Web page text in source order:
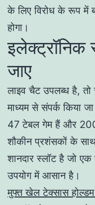
के लिए विरोध के रूप में
होगा।
जाए
लाइव चैट उपलब्ध है, तो
माध्यम से संपर्क किया
47 टेबल गेम हैं और
शौकीन प्रशंसकों के
शानदार स्लॉट है जो
उपयोग में आसान है।
मुफ्त खेल टेक्सास